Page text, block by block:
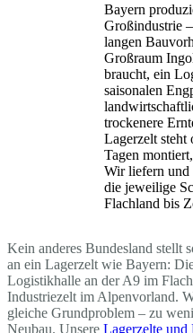
Bayern
Großindustrie
langen
Großraum
braucht, ein
saisonalen
trockenere
Lagerzelt steht
Tagen
Wir liefern und
die jeweilige
Flachland bis
Kein anderes Bundesland stellt
an ein Lagerzelt wie Bayern:
Logistikhalle an der A9 im
Industriezelt im Alpenvorland.
gleiche Grundproblem – zu
Neubau. Unsere Lagerzelte und